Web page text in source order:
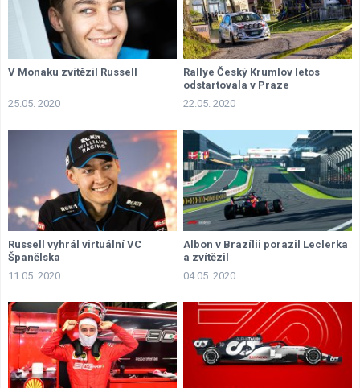
V Monaku zvítězil Russell
25.05. 2020
Rallye Český Krumlov letos
odstartovala v Praze
22.05. 2020
Russell vyhrál virtuální VC
Španělska
11.05. 2020
Albon v Brazílii porazil Leclerka
a zvítězil
04.05. 2020